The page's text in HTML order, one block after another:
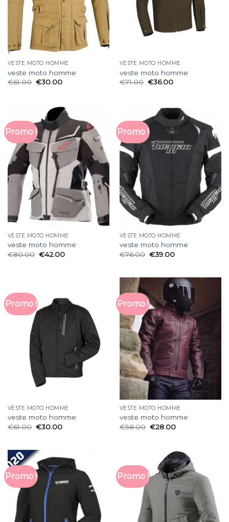
VESTE MOTO HOMME
veste moto homme
€61.00 €30.00
VESTE MOTO HOMME
veste moto homme
€71.00 €36.00
Promo !
VESTE MOTO HOMME
veste moto homme
€80.00 €42.00
Promo !
VESTE MOTO HOMME
veste moto homme
€76.00 €39.00
Promo !
VESTE MOTO HOMME
veste moto homme
€61.00 €30.00
Promo !
VESTE MOTO HOMME
veste moto homme
€58.00 €28.00
Promo ! Promo !